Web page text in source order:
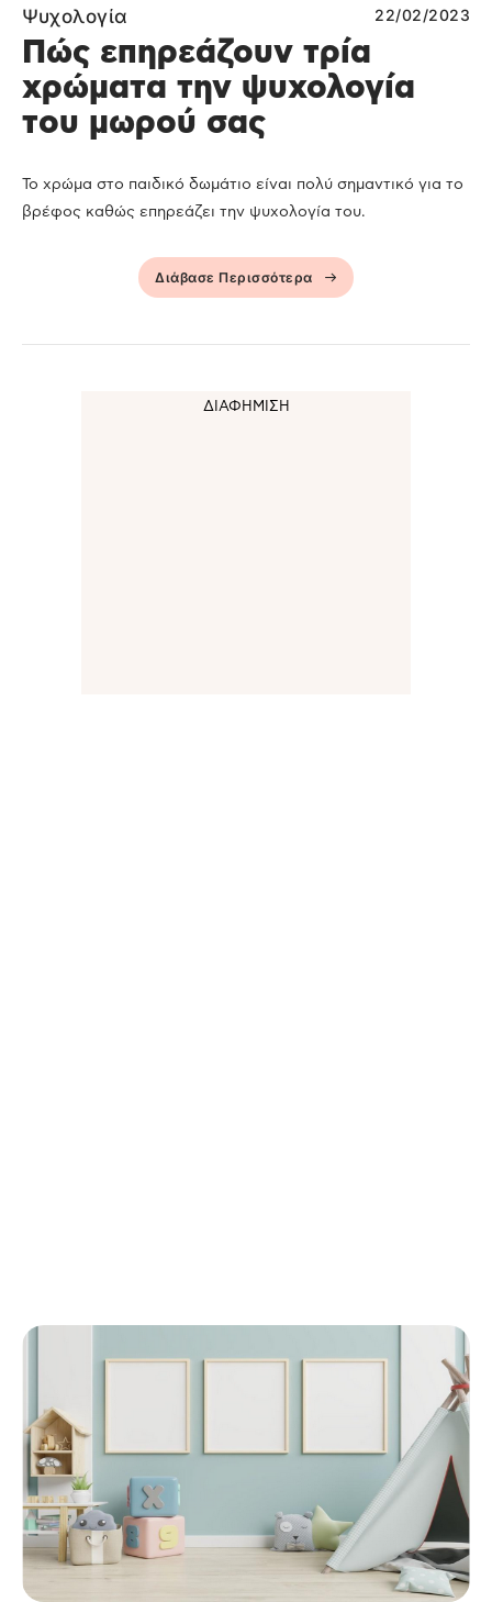
Ψυχολογία 22/02/2023
Πώς επηρεάζουν τρία
χρώματα την ψυχολογία
του μωρού σας
Το χρώμα στο παιδικό δωμάτιο είναι πολύ σημαντικό για το
βρέφος καθώς επηρεάζει την ψυχολογία του.
Διάβασε Περισσότερα